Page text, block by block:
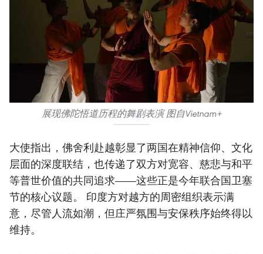
展现佛陀悟道历程的舞剧表演 图自Vietnam+
大使指出，佛舍利赴越彰显了两国在精神信仰、文化
层面的深度联结，也传递了双方对宽容、慈悲与和平
等普世价值的共同追求——这些正是今年联合国卫塞
节的核心议题。 印度方对越方的周密组织表示满
意，尽管人流如潮，但庄严氛围与安保秩序始终得以
维持。